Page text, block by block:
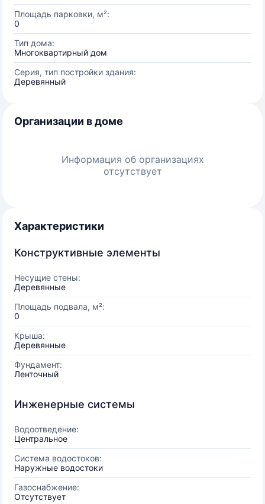
Площадь парковки, м²:
0
Тип дома:
Многоквартирный дом
Серия, тип постройки здания:
Деревянный
Организации в доме
Информация об организациях
отсутствует
Характеристики
Конструктивные элементы
Несущие стены:
Деревянные
Площадь подвала, м²:
0
Крыша:
Деревянные
Фундамент:
Ленточный
Инженерные системы
Водоотведение:
Центральное
Система водостоков:
Наружные водостоки
Газоснабжение:
Отсутствует